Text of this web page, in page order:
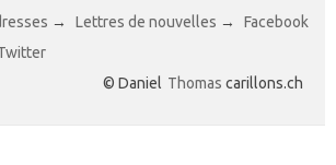
→ Lettres de nouvelles →
Facebook
© Daniel Thomas carillons.ch